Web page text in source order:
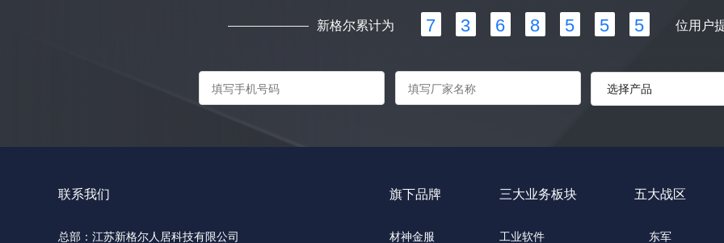
length
str
inventory
板材
参数名 类型
新格尔累计为 7 3 6 8 5 5 5 位用户
联系我们
总部：江苏新格尔人居科技有限公司
旗下品牌
材神金服
三大业务板块
工业软件
五大战区
东军